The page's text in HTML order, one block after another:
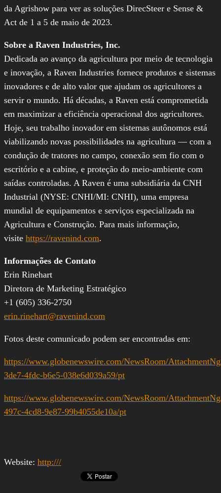
da Agrishow para ver as soluções DirecSteer e Sense &
Act de 1 a 5 de maio de 2023.
Sobre a Raven Industries, Inc.
Dedicada ao avanço da agricultura por meio de tecnologia
e inovação, a Raven Industries fornece produtos e sistemas
inovadores e de alto valor que ajudam os agricultores a
servir o mundo. Há décadas, a Raven está comprometida
em maximizar a eficiência operacional dos agricultores.
Hoje, seu trabalho inovador em sistemas autônomos está
viabilizando novas possibilidades na agricultura — com a
condução de tratores no campo, conexão sem fio com o
escritório e a cabine, e proteção do meio-ambiente com
saídas controladas. A Raven é uma subsidiária da CNH
Industrial (NYSE: CNHI/MI: CNHI), uma empresa
mundial de equipamentos e serviços especializada na
Agricultura e Construção. Para mais informação,
visite https://ravenind.com.
Informações de Contato
Erin Rinehart
Diretora de Marketing Estratégico
+1 (605) 336-2750
erin.rinehart@ravenind.com
Fotos deste comunicado podem ser encontradas em:
https://www.globenewswire.com/NewsRoom/
3de7-4fdc-b6e5-038e6d039a59/pt
https://www.globenewswire.com/NewsRoom/
497c-4cd8-9e87-99b4055de10a/pt
Website: http:///